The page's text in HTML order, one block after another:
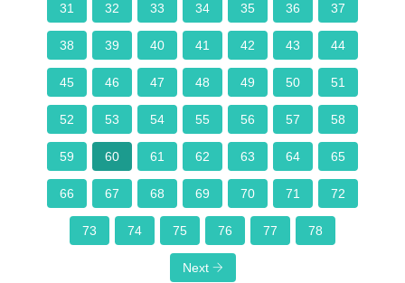
31 32 33 34 35 36 37
38 39 40 41 42 43 44
45 46 47 48 49 50 51
52 53 54 55 56 57 58
59 60 61 62 63 64 65
66 67 68 69 70 71 72
73 74 75 76 77 78
Next